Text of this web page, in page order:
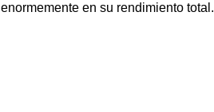
enormemente en su rendimiento total.